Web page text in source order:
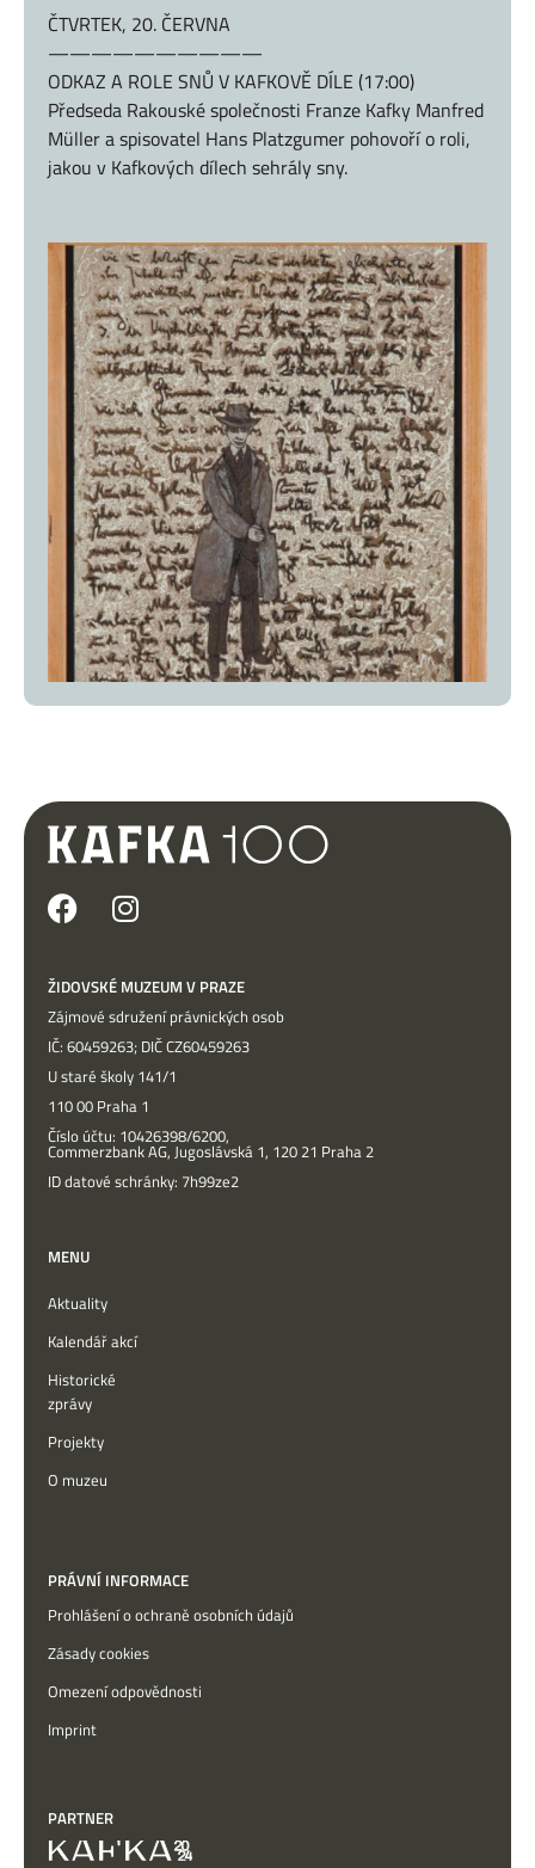
ČTVRTEK, 20. ČERVNA
——————————
ODKAZ A ROLE SNŮ V KAFKOVĚ DÍLE (17:00)
Předseda Rakouské společnosti Franze Kafky Manfred
Müller a spisovatel Hans Platzgumer pohovoří o roli,
jakou v Kafkových dílech sehrály sny.
ŽIDOVSKÉ MUZEUM V PRAZE
Zájmové sdružení právnických osob
IČ: 60459263; DIČ CZ60459263
U staré školy 141/1
110 00 Praha 1
Číslo účtu: 10426398/6200,
Commerzbank AG, Jugoslávská 1, 120 21 Praha 2
ID datové schránky: 7h99ze2
MENU
Aktuality
Kalendář akcí
Historické
zprávy
Projekty
O muzeu
PRÁVNÍ INFORMACE
Prohlášení o ochraně osobních údajů
Zásady cookies
Omezení odpovědnosti
Imprint
PARTNER